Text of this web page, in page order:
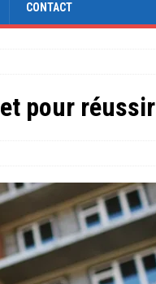
CONTACT
pour réussir